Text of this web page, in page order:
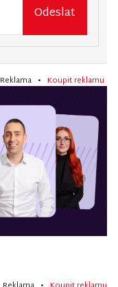
Odeslat
Reklama • Koupit reklamu